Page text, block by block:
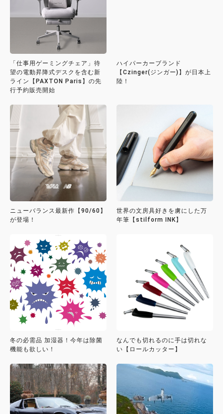
「仕事用ゲーミングチェア」待
望の電動昇降式デスクを含む新
ライン【PAXTON Paris】の先
行予約販売開始
ハイパーカーブランド
【Czinger(ジンガー)】が日本上
陸！
ニューバランス最新作【90/60】
が登場！
世界の文房具好きを虜にした万
年筆【stilform INK】
冬の必需品 加湿器！今年は除菌
機能も欲しい！
なんでも切れるのに手は切れな
い【ロールカッター】